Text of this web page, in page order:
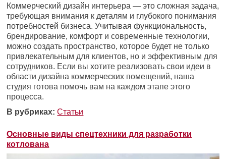
Коммерческий дизайн интерьера — это сложная задача,
требующая внимания к деталям и глубокого понимания
потребностей бизнеса. Учитывая функциональность,
брендирование, комфорт и современные технологии,
можно создать пространство, которое будет не только
привлекательным для клиентов, но и эффективным для
сотрудников. Если вы хотите реализовать свои идеи в
области дизайна коммерческих помещений, наша
студия готова помочь вам на каждом этапе этого
процесса.
В рубриках: Статьи
Основные виды спецтехники для разработки
котлована